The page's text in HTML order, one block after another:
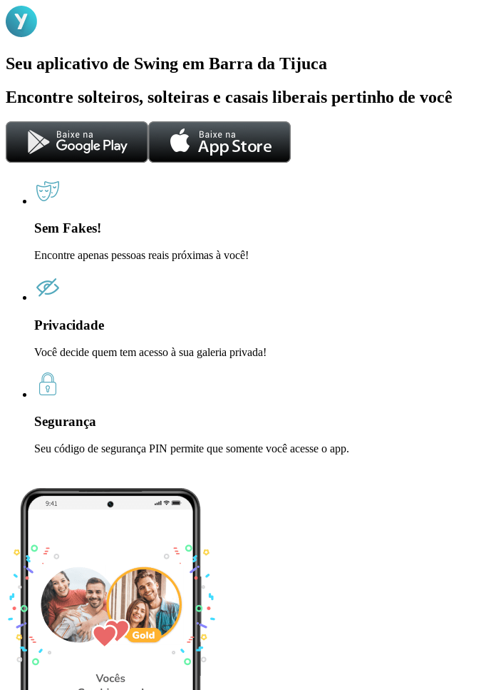
Seu aplicativo de Swing em Barra da Tijuca
Encontre solteiros, solteiras e casais liberais pertinho de você
Sem Fakes!
Encontre apenas pessoas reais próximas à você!
Privacidade
Você decide quem tem acesso à sua galeria privada!
Segurança
Seu código de segurança PIN permite que somente você acesse o app.